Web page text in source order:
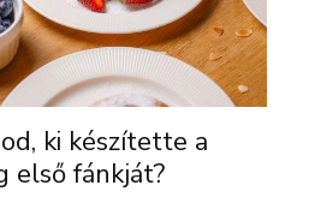
ki készítette a
első fánkját?